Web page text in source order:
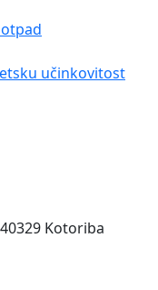
učinkovitost
Kotoriba